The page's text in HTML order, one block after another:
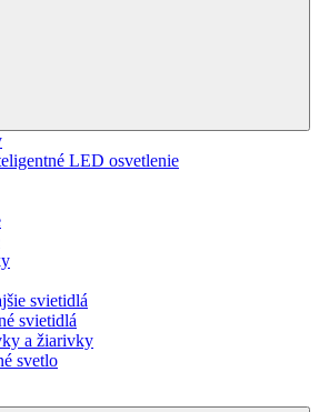
LED osvetlenie
svietidlá
svietidlá
a žiarivky
svetlo